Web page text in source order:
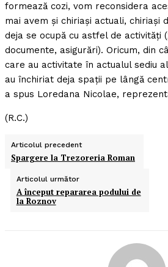
formează cozi, vom reconsidera
mai avem şi chiriaşi actuali, chiriaşi
deja se ocupă cu astfel de activităţi
documente, asigurări). Oricum, din
care au activitate în actualul sediu
au închiriat deja spaţii pe lângă
a spus Loredana Nicolae,
(R.C.)
Articolul precedent
Spargere la Trezoreria Roman
Articolul următor
A început repararea podului de
la Roznov